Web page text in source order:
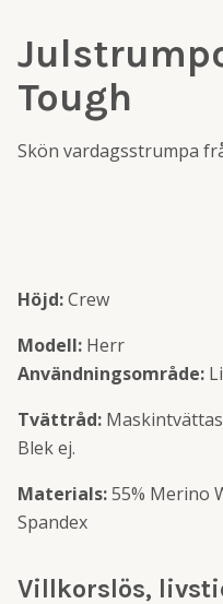
Tough
Skön vardagsstrumpa
Höjd:Crew
Modell: Herr
Användningsområde:
Tvättråd:
Blek ej.
Materials:55% Merino
Spandex
Villkorslös,